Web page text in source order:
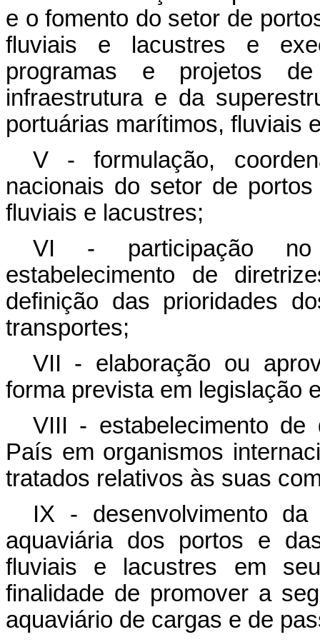
e o fomento do setor de
fluviais e lacustres e
programas e projetos
infraestrutura e da
portuárias marítimos, fluviais
V - formulação,
nacionais do setor de
fluviais e lacustres;
VI - participação no
estabelecimento de
definição das prioridades
transportes;
VII - elaboração ou
forma prevista em legislação
VIII - estabelecimento de
País em organismos
tratados relativos às suas
IX - desenvolvimento da
aquaviária dos portos e
fluviais e lacustres em
finalidade de promover a
aquaviário de cargas e de